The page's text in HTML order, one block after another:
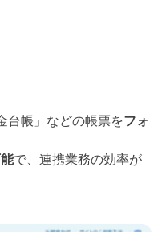
台帳」などの帳票をフォ
で、連携業務の効率が